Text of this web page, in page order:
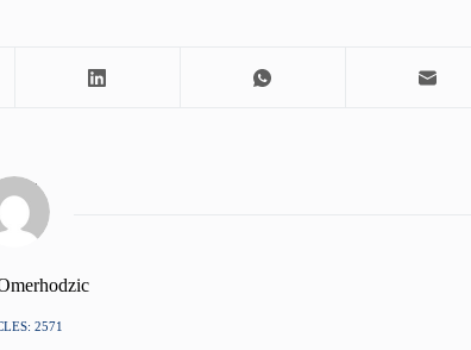
2571